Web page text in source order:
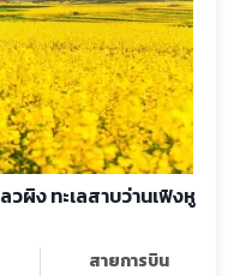
สายการบิน